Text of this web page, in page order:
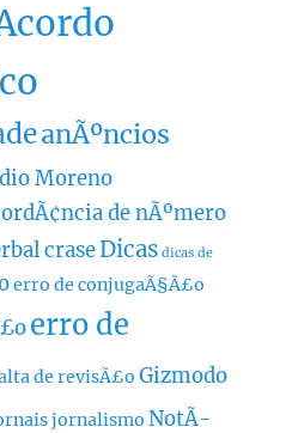
anÃºncios
Moreno
de nÃºmero
craseDicas dicas de
erro de conjugaÃ§Ã£o
erro de
de revisÃ£o Gizmodo
jornalismo NotÃ­